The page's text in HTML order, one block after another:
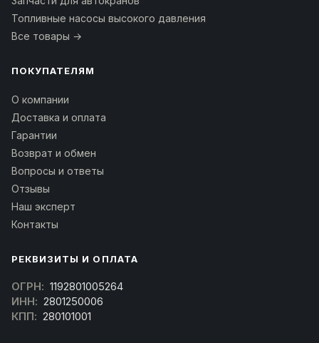
Топливные насосы высокого давления
Все товары →
ПОКУПАТЕЛЯМ
О компании
Доставка и оплата
Гарантии
Возврат и обмен
Вопросы и ответы
Отзывы
Наш эксперт
Контакты
РЕКВИЗИТЫ И ОПЛАТА
ОГРН: 1192801005264
ИНН: 2801250006
КПП: 280101001